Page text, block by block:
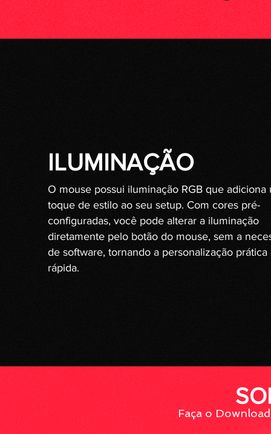
ILUMINAÇÃO
O mouse possui iluminação RGB que adiciona
toque de estilo ao seu setup. Com cores pré-
configuradas, você pode alterar a iluminação
diretamente pelo botão do mouse, sem a
de software, tornando a personalização prática
rápida.
Faça o